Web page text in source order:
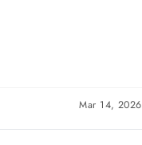
Mar 14, 2026